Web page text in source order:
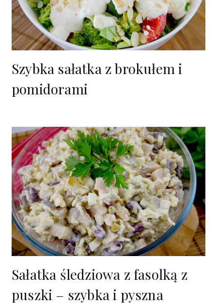
Szybka sałatka z brokułem i
pomidorami
Sałatka śledziowa z fasolką z
puszki – szybka i pyszna